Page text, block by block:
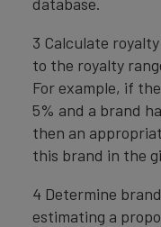
3 Calculate
to the royalty
For example, if
5% and a brand
then an
this brand in the
4 Determine
estimating a